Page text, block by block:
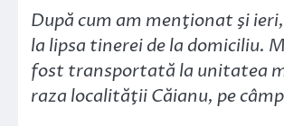
După cum am menţionat şi
la lipsa tinerei de la domiciliu.
fost transportată la unitatea
raza localităţii Căianu, pe